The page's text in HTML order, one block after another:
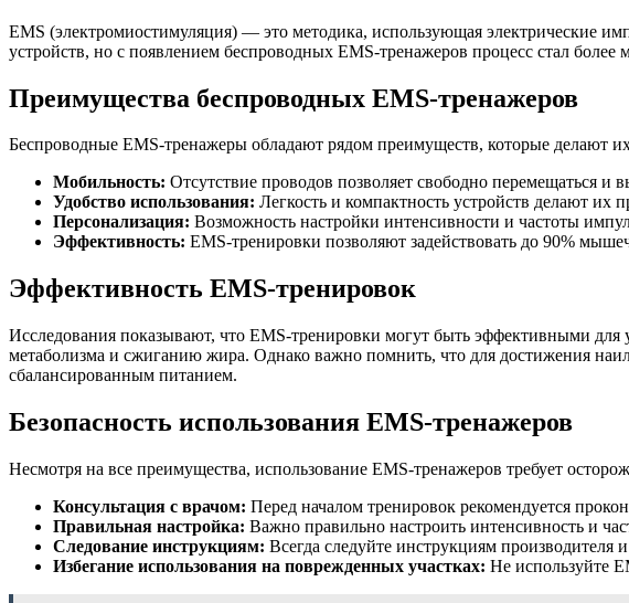
EMS (электромиостимуляция) — это методика, использующая электрические
устройств, но с появлением беспроводных EMS-тренажеров процесс стал
Преимущества беспроводных EMS-тренажеров
Беспроводные EMS-тренажеры обладают рядом преимуществ, которые делают
Мобильность: Отсутствие проводов позволяет свободно перемещаться
Удобство использования: Легкость и компактность устройств делают их
Персонализация: Возможность настройки интенсивности и частоты
Эффективность: EMS-тренировки позволяют задействовать до 90%
Эффективность EMS-тренировок
Исследования показывают, что EMS-тренировки могут быть эффективными
метаболизма и сжиганию жира. Однако важно помнить, что для достижения
сбалансированным питанием.
Безопасность использования EMS-тренажеров
Несмотря на все преимущества, использование EMS-тренажеров требует
Консультация с врачом: Перед началом тренировок рекомендуется
Правильная настройка: Важно правильно настроить интенсивность и
Следование инструкциям: Всегда следуйте инструкциям производителя
Избегание использования на поврежденных участках: Не используйте